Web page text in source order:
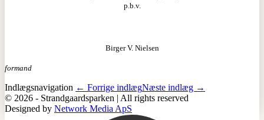
p.b.v.
Birger V. Nielsen
formand
Indlægsnavigation ← Forrige indlægNæste indlæg →
© 2026 - Strandgaardsparken | All rights reserved
Designed by Network Media ApS